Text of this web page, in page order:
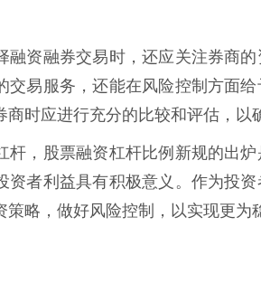
融资融券交易时，还应关注券商
交易服务，还能在风险控制方面
商时应进行充分的比较和评估，以
杆，股票融资杠杆比例新规的出
资者利益具有积极意义。作为投
略，做好风险控制，以实现更为